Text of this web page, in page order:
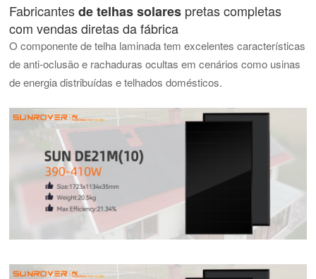
Fabricantesde telhas solares pretas completas
com vendas diretas da fábrica
O componente de telha laminada tem excelentes características
de anti-oclusão e rachaduras ocultas em cenários como usinas
de energia distribuídas e telhados domésticos.